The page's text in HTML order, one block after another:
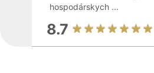
hospodárskych ...
8.7